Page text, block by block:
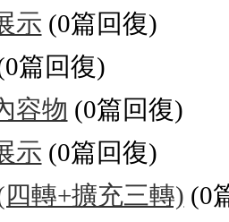
示 (0篇回復)
篇回復)
容物 (0篇回復)
示 (0篇回復)
轉+擴充三轉) (0